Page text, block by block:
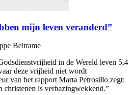
mijn leven veranderd”
Beltrame
in de Wereld leven 5,4
deze vrijheid niet wordt
van het rapport Marta Petrosillo zegt:
christenen is verbazingwekkend.”